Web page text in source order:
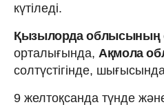
күтіледі.
Қызылорда облысының
орталығында, Ақмола
солтүстігінде,
9 желтоқсанда түнде